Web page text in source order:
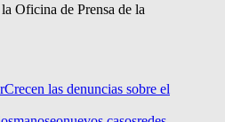
Oficina de Prensa de la
Crecen las denuncias sobre el